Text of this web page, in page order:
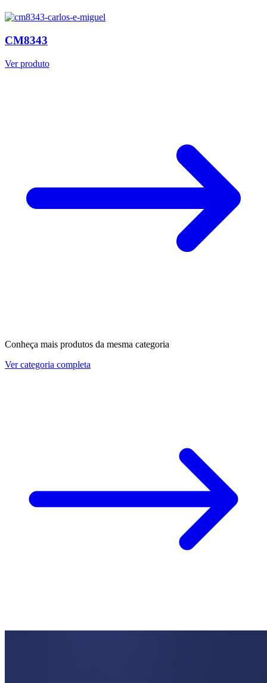
CM8343
Ver produto
Conheça mais produtos da mesma categoria
Ver categoria completa